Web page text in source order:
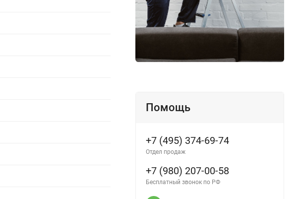
Помощь
+7 (495) 374-69-74
Отдел продаж
+7 (980) 207-00-58
Бесплатный звонок по РФ